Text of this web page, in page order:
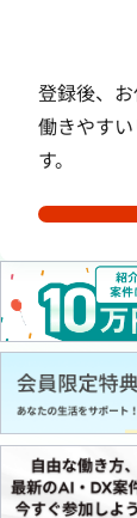
登録後、お
働きやす
す。